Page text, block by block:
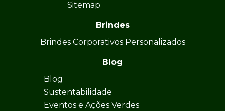
Sitemap
Brindes
Brindes Corporativos Personalizados
Blog
Blog
Sustentabilidade
Eventos e Ações Verdes